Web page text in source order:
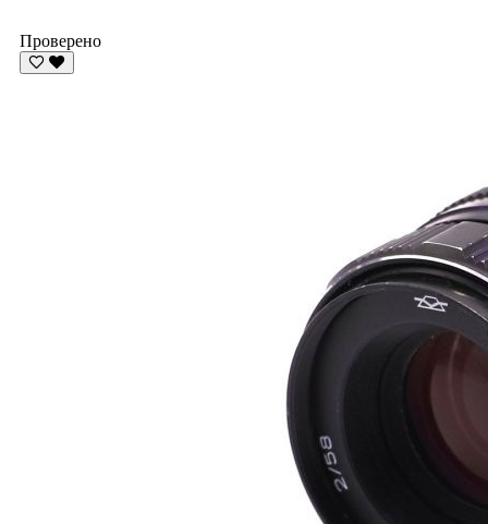
Проверено